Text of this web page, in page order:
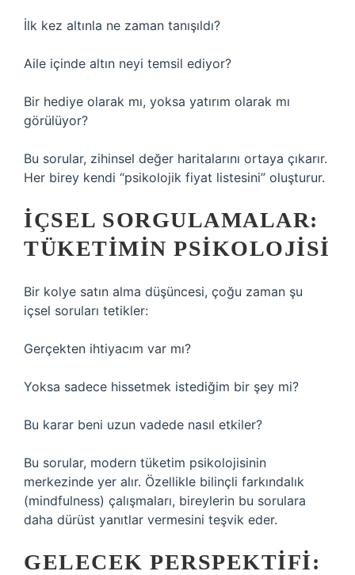
İlk kez altınla ne zaman tanışıldı?
Aile içinde altın neyi temsil ediyor?
Bir hediye olarak mı, yoksa yatırım olarak mı
görülüyor?
Bu sorular, zihinsel değer haritalarını ortaya çıkarır.
Her birey kendi “psikolojik fiyat listesini” oluşturur.
İÇSEL SORGULAMALAR:
TÜKETIMIN PSIKOLOJISI
Bir kolye satın alma düşüncesi, çoğu zaman şu
içsel soruları tetikler:
Gerçekten ihtiyacım var mı?
Yoksa sadece hissetmek istediğim bir şey mi?
Bu karar beni uzun vadede nasıl etkiler?
Bu sorular, modern tüketim psikolojisinin
merkezinde yer alır. Özellikle bilinçli farkındalık
(mindfulness) çalışmaları, bireylerin bu sorulara
daha dürüst yanıtlar vermesini teşvik eder.
GELECEK PERSPEKTIFI: